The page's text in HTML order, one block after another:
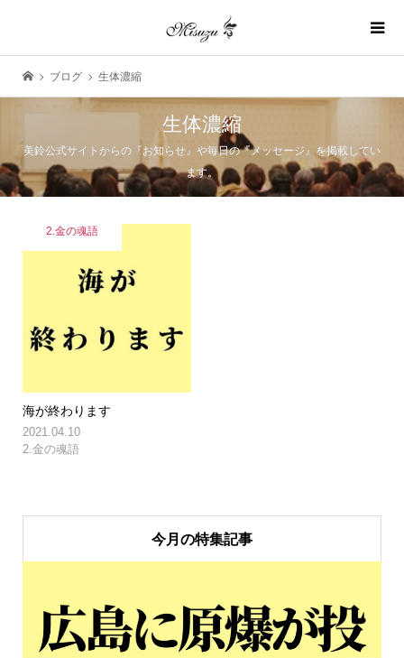
ブログ 生体濃縮
生体濃縮
美鈴公式サイトからの『お知らせ』や毎日の『メッセージ』を掲載してい
ます。
2.金の魂語
海が終わります
2021.04.10
2.金の魂語
今月の特集記事